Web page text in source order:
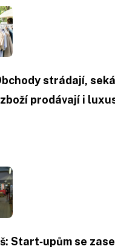
strádají,
prodávají i
Start‑upům se